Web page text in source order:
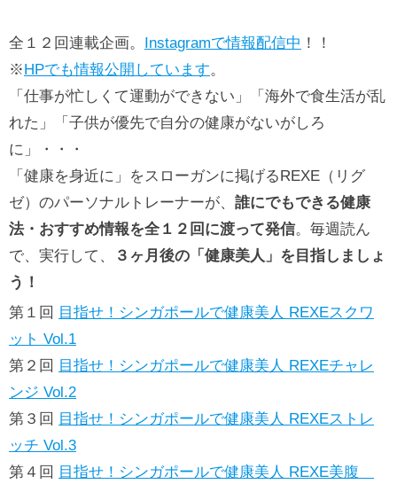
全１２回連載企画。 Instagramで情報配信中 ！！
※HPでも情報公開しています。
「仕事が忙しくて運動ができない」「海外で食生活が乱
れた」「子供が優先で自分の健康がないがしろ
に」・・・
「健康を身近に」をスローガンに掲げるREXE（リグ
ゼ）のパーソナルトレーナーが、 誰にでもできる健康
法・おすすめ情報を全１２回に渡って発信。毎週読ん
で、実行して、
３ヶ月後の「健康美人」を目指しましょ
う！
第１回 目指せ！シンガポールで健康美人 REXEスクワ
ット Vol.1
第２回 目指せ！シンガポールで健康美人 REXEチャレ
ンジ Vol.2
第３回 目指せ！シンガポールで健康美人 REXEストレ
ッチ Vol.3
第４回 目指せ！シンガポールで健康美人 REXE美腹